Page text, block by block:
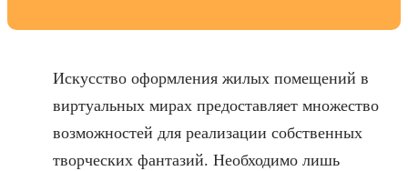
Искусство оформления жилых помещений в
виртуальных мирах предоставляет множество
возможностей для реализации собственных
творческих фантазий. Необходимо лишь